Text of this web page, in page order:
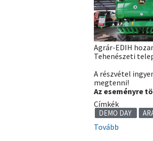
Agrár-EDIH
Tehenészeti
A részvétel
megtenni!
Az eseményre
Címkék
DEMO DAY
Tovább